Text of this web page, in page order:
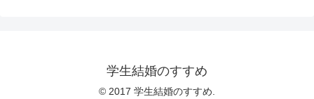
学生結婚のすすめ
© 2017 学生結婚のすすめ.